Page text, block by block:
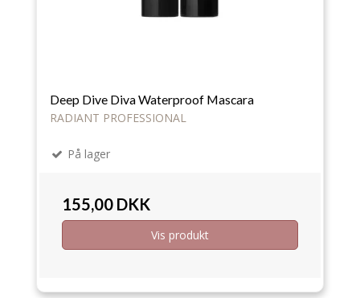
Deep Dive Diva Waterproof Mascara
RADIANT PROFESSIONAL
På lager
155,00 DKK
Vis produkt